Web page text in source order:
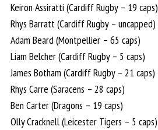
Keiron Assiratti (Cardiff Rugby – 19 caps)
Rhys Barratt (Cardiff Rugby – uncapped)
Adam Beard (Montpellier – 65 caps)
Liam Belcher (Cardiff Rugby – 5 caps)
James Botham (Cardiff Rugby – 21 caps)
Rhys Carre (Saracens – 28 caps)
Ben Carter (Dragons – 19 caps)
Olly Cracknell (Leicester Tigers – 5 caps)